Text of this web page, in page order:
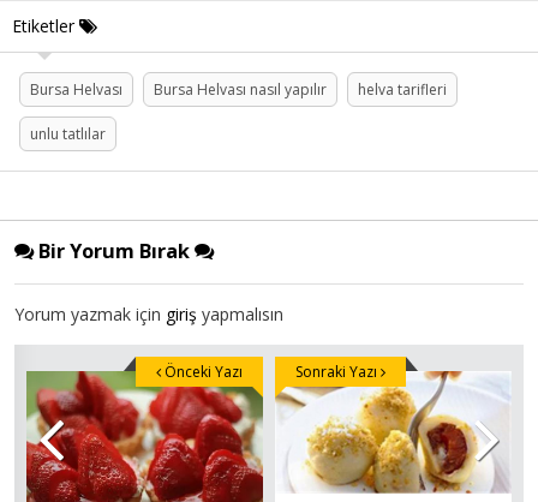
Etiketler
Bursa Helvası Bursa Helvası nasıl yapılır helva tarifleri
unlu tatlılar
Bir Yorum Bırak
Yorum yazmak için giriş yapmalısın
Önceki Yazı Sonraki Yazı